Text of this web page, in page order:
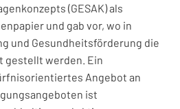
(GESAK) als
und gab vor, wo in
und Gesundheitsförderung die
gestellt werden. Ein
Angebot an
ist